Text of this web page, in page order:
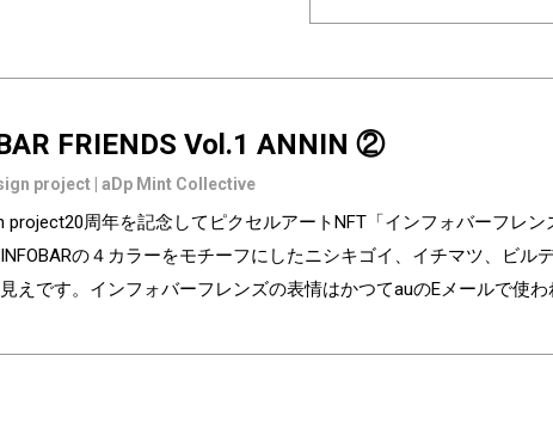
FRIENDS Vol.1 ANNIN ②
project | aDp Mint Collective
project20周年を記念してピクセルアートNFT「インフォバーフレ
の４カラーをモチーフにしたニシキゴイ、イチマツ、ビル
えです。インフォバーフレンズの表情はかつてauのEメールで使
たのお気に入りはどれですか？ Pixel art NFT "INFOBAR Friends"